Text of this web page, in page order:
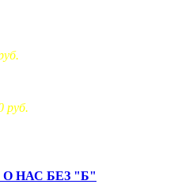
руб.
НАС БЕЗ "Б"